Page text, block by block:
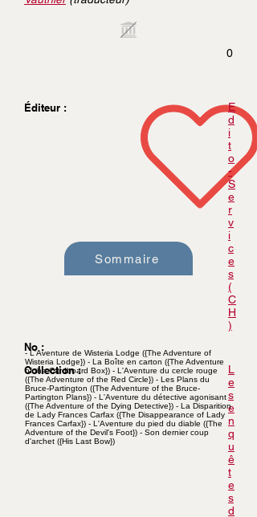
0
Éditeur :
E
d
i
t
o
-
S
e
r
v
i
c
e
s
(
C
H
)
No :
Collection :
L
e
s
e
n
q
u
ê
t
e
s
d
Sommaire
- L'Aventure de Wisteria Lodge ({The Adventure of
Wisteria Lodge}) - La Boîte en carton ({The Adventure
of the Cardboard Box}) - L'Aventure du cercle rouge
({The Adventure of the Red Circle}) - Les Plans du
Bruce-Partington ({The Adventure of the Bruce-
Partington Plans}) - L'Aventure du détective agonisant
({The Adventure of the Dying Detective}) - La Disparition
de Lady Frances Carfax ({The Disappearance of Lady
Frances Carfax}) - L'Aventure du pied du diable ({The
Adventure of the Devil's Foot}) - Son dernier coup
d'archet ({His Last Bow})